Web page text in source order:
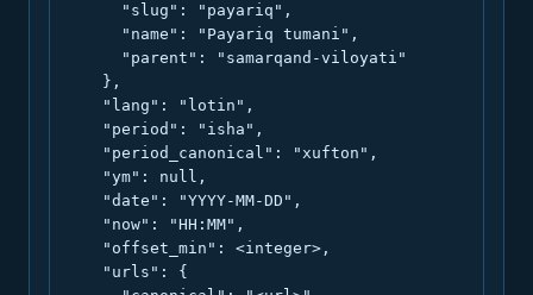
      "slug": "payariq",
      "name": "Payariq tumani",
      "parent": "samarqand-viloyati"
    },
    "lang": "lotin",
    "period": "isha",
    "period_canonical": "xufton",
    "ym": null,
    "date": "YYYY-MM-DD",
    "now": "HH:MM",
    "offset_min": <integer>,
    "urls": {